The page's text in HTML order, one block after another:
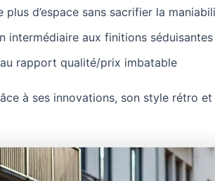
plus d’espace sans sacrifier la
intermédiaire aux finitions séduisantes
rapport qualité/prix imbatable
à ses innovations, son style rétro